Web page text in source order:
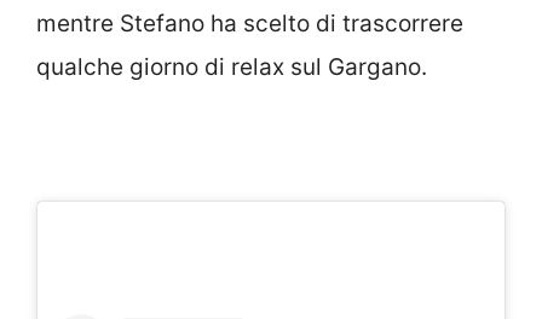
mentre Stefano ha scelto di trascorrere
qualche giorno di relax sul Gargano.